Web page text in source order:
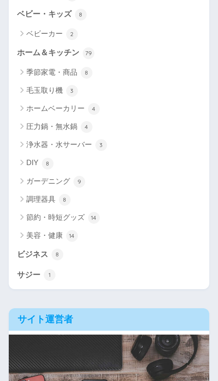
ベビー・キッズ 8
ベビーカー 2
ホーム＆キッチン 79
季節家電・商品 8
毛玉取り機 3
ホームベーカリー 4
圧力鍋・無水鍋 4
浄水器・水サーバー 3
DIY 8
ガーデニング 9
調理器具 8
節約・時短グッズ 14
美容・健康 14
ビジネス 8
サジー 1
サイト運営者